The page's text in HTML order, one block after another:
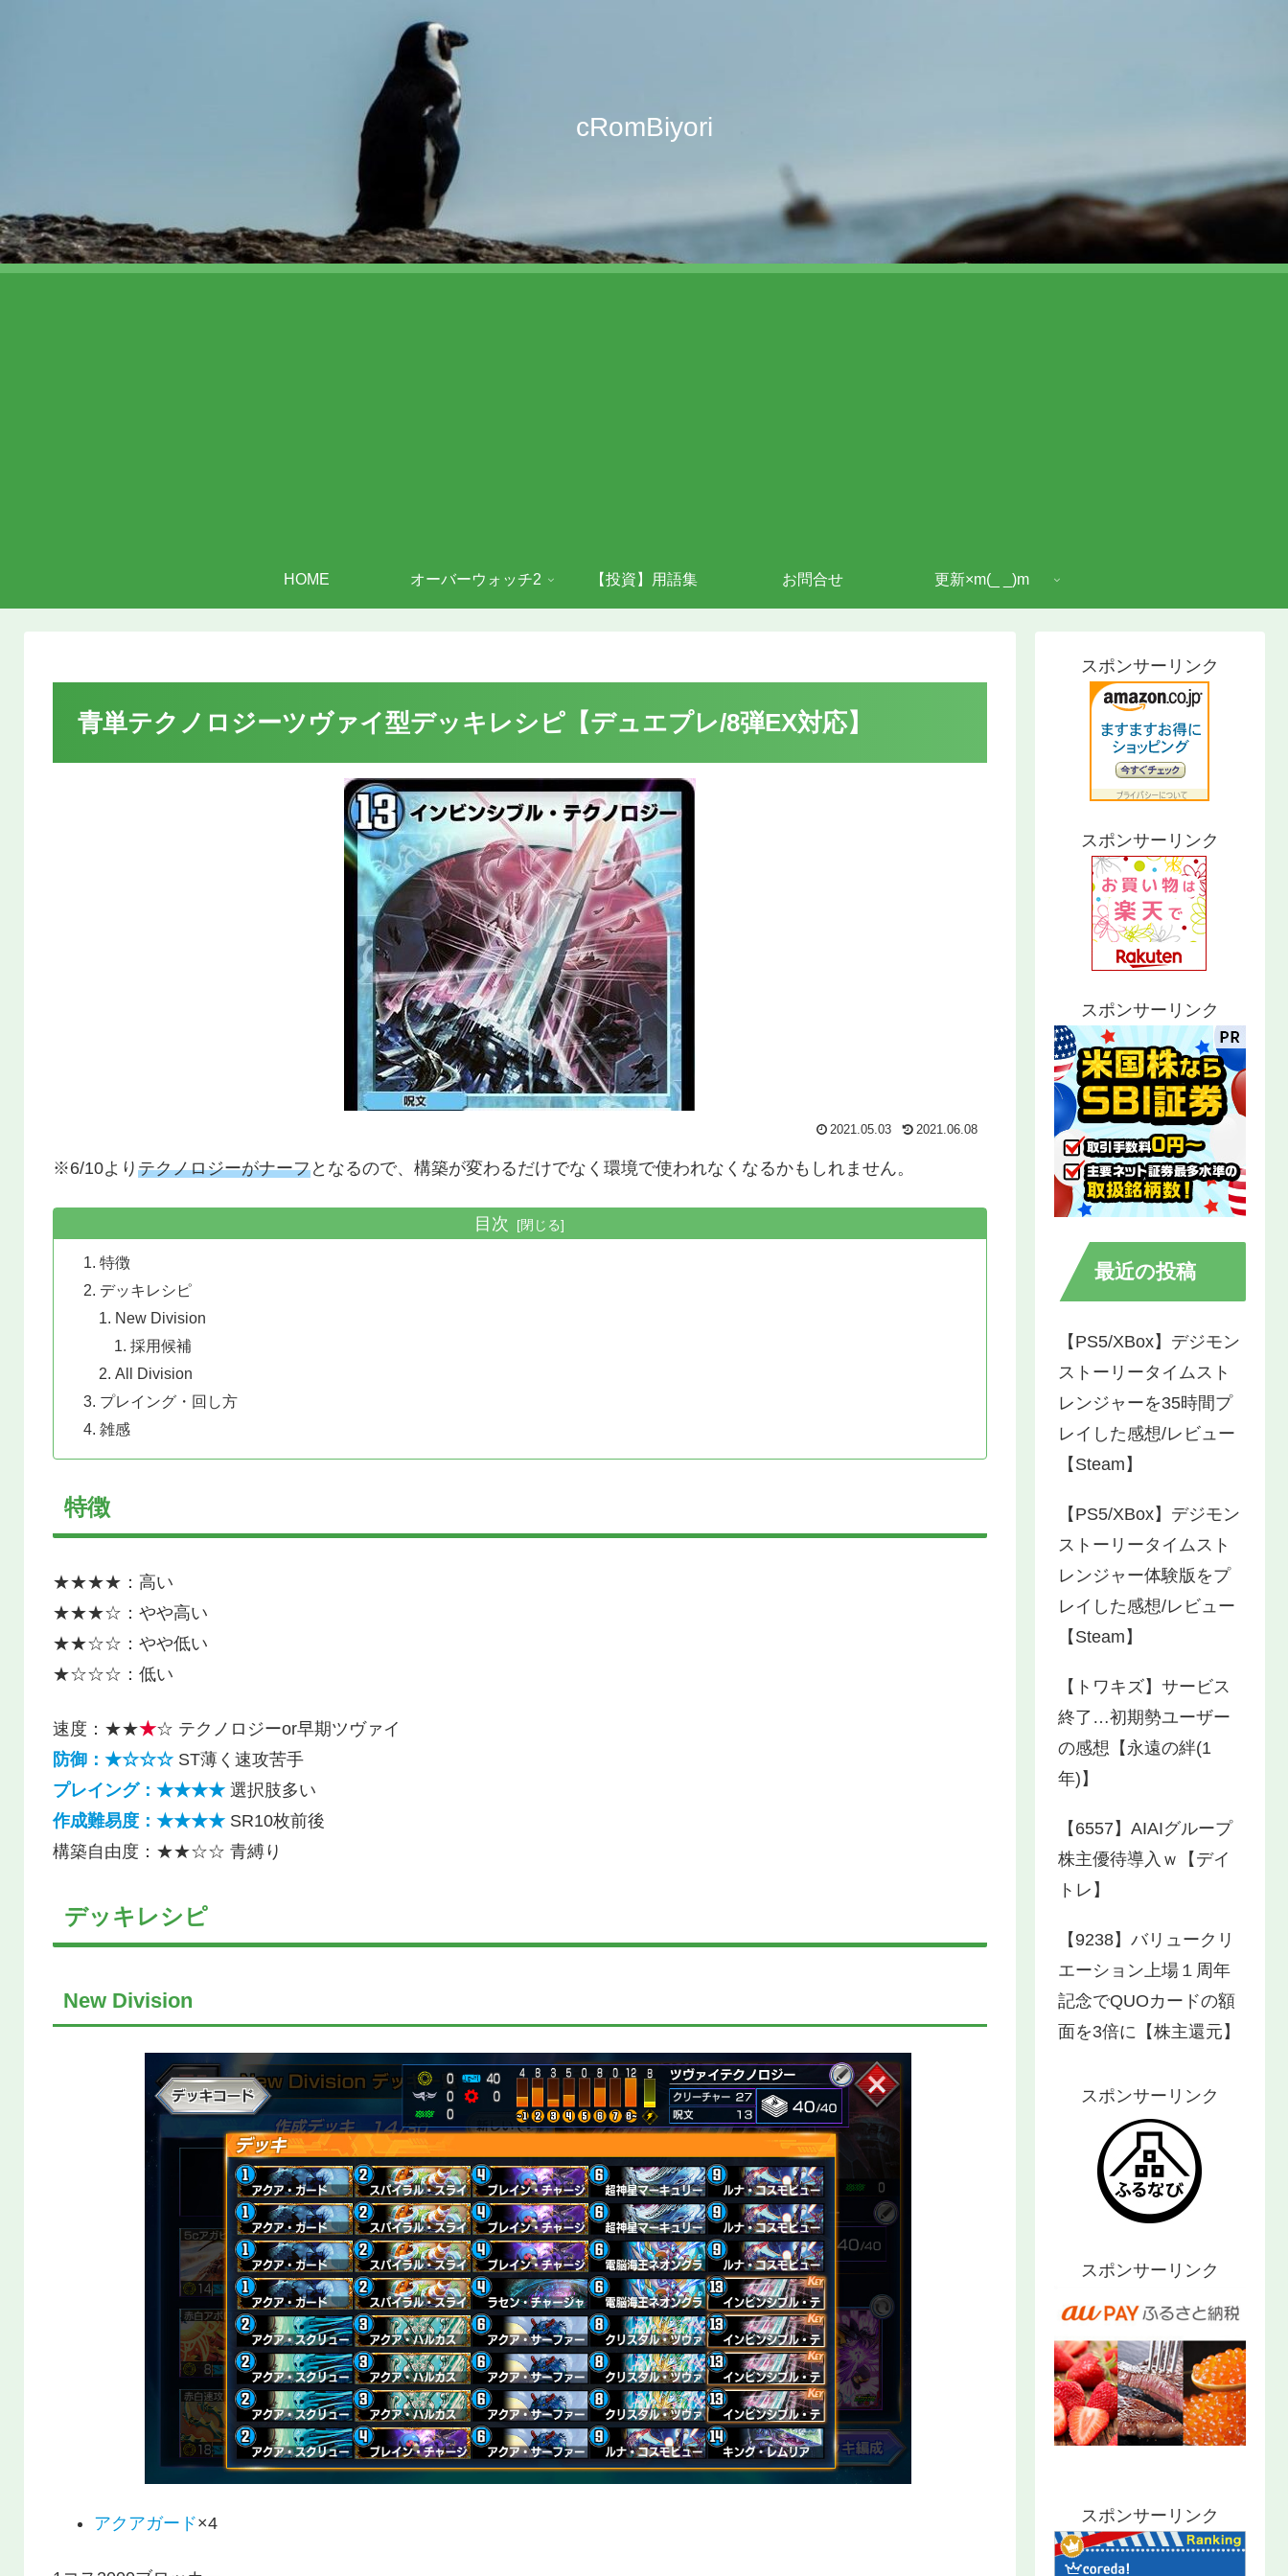
cRomBiyori
HOME オーバーウォッチ2 【投資】用語集 お問合せ 更新×m(_ _)m
青単テクノロジーツヴァイ型デッキレシピ【デュエプレ/8弾EX対応】
2021.05.03 2021.06.08
※6/10より テクノロジーがナーフとなるので、構築が変わるだけでなく環境で使われなくなるかもしれません。
目次
特徴
デッキレシピ
New Division
採用候補
All Division
プレイング・回し方
雑感
特徴
★★★★：高い
★★★☆：やや高い
★★☆☆：やや低い
★☆☆☆：低い
速度：★★★☆ テクノロジーor早期ツヴァイ
防御：★☆☆☆ST薄く速攻苦手
プレイング：★★★★選択肢多い
作成難易度：★★★★SR10枚前後
構築自由度：★★☆☆ 青縛り
デッキレシピ
New Division
アクアガード×4
スポンサーリンク
スポンサーリンク
スポンサーリンク
最近の投稿
【PS5/XBox】デジモン
ストーリータイムスト
レンジャーを35時間プ
レイした感想/レビュー
【Steam】
【PS5/XBox】デジモン
ストーリータイムスト
レンジャー体験版をプ
レイした感想/レビュー
【Steam】
【トワキズ】サービス
終了…初期勢ユーザー
の感想【永遠の絆(1
年)】
【6557】AIAIグループ
株主優待導入ｗ【デイ
トレ】
【9238】バリュークリ
エーション上場１周年
記念でQUOカードの額
面を3倍に【株主還元】
スポンサーリンク
スポンサーリンク
スポンサーリンク